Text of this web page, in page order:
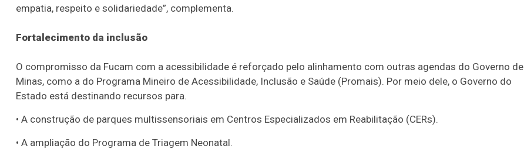
empatia, respeito e solidariedade”, complementa.
Fortalecimento da inclusão
O compromisso da Fucam com a acessibilidade é reforçado pelo alinhamento com outras agendas do Governo de
Minas, como a do Programa Mineiro de Acessibilidade, Inclusão e Saúde (Promais). Por meio dele, o Governo do
Estado está destinando recursos para.
• A construção de parques multissensoriais em Centros Especializados em Reabilitação (CERs).
• A ampliação do Programa de Triagem Neonatal.